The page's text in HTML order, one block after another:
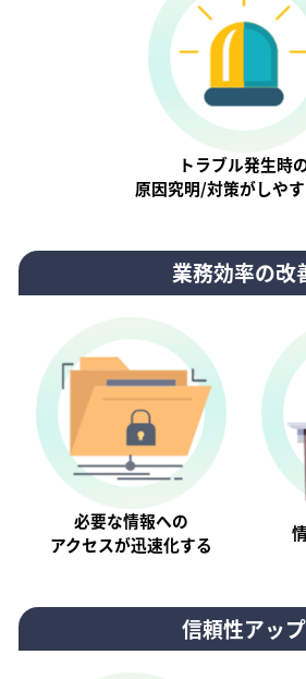
トラブル発生時
原因究明/対策がしや
業務効率の改
必要な情報への
アクセスが迅速化する
信頼性アップ